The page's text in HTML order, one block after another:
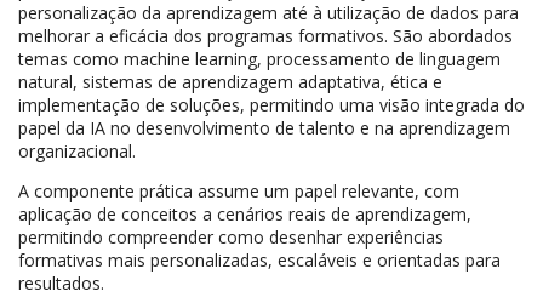
personalização da aprendizagem até à utilização de dados para
melhorar a eficácia dos programas formativos. São abordados
temas como machine learning, processamento de linguagem
natural, sistemas de aprendizagem adaptativa, ética e
implementação de soluções, permitindo uma visão integrada do
papel da IA no desenvolvimento de talento e na aprendizagem
organizacional.
A componente prática assume um papel relevante, com
aplicação de conceitos a cenários reais de aprendizagem,
permitindo compreender como desenhar experiências
formativas mais personalizadas, escaláveis e orientadas para
resultados.